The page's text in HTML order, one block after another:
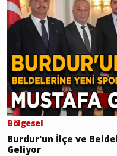
Bölgesel
Burdur'un İlçe ve
Geliyor